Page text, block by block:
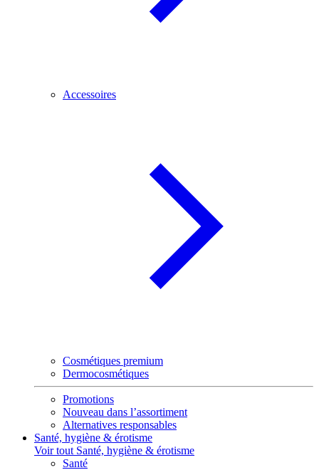
Accessoires
Cosmétiques premium
Dermocosmétiques
Promotions
Nouveau dans l’assortiment
Alternatives responsables
Santé, hygiène & érotisme
Voir tout Santé, hygiène & érotisme
Santé